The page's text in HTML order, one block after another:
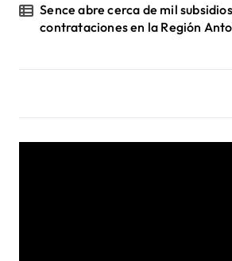
Sence abre cerca de mil
contrataciones en la Región